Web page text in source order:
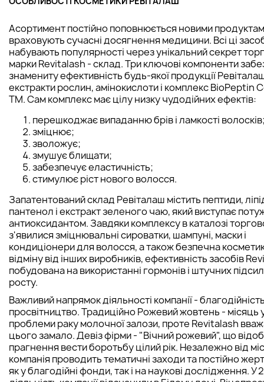
Асортимент постійно поповнюється новими
враховують сучасні досягнення медицини. Всі ці
набувають популярності через унікальний секрет
марки Revitalash - склад. Три ключові компоненти
знамениту ефективність будь-якої продукції
екстракти рослин, амінокислоти і комплекс BioPeptin
TM. Сам комплекс має цілу низку чудодійних ефектів:
перешкоджає випаданню брів і ламкості
зміцнює;
зволожує;
змушує блищати;
забезпечує еластичність;
стимулює ріст нового волосся.
Запатентований склад Ревіталаш містить пептиди,
пантенол і екстракт зеленого чаю, який виступає
антиоксидантом. Завдяки комплексу в каталозі
з'явилися зміцнювальні сироватки, шампуні, маски і
кондиціонери для волосся, а також безпечна
відміну від інших виробників, ефективність засобів
побудована на використанні гормонів і штучних
росту.
Важливий напрямок діяльності компанії - благодійність
просвітництво. Традиційно Рожевий жовтень - місяць
проблеми раку молочної залози, проте Revitalash
цього замало. Девіз фірми - "Вічний рожевий", що
прагнення вести боротьбу цілий рік. Незалежно від
компанія проводить тематичні заходи та постійно
як у благодійні фонди, так і на наукові дослідження. У